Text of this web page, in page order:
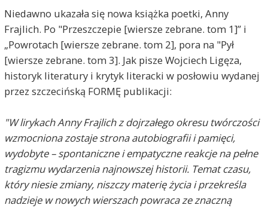
Niedawno ukazała się nowa książka poetki, Anny
Frajlich. Po "Przeszczepie [wiersze zebrane. tom 1]” i
„Powrotach [wiersze zebrane. tom 2], pora na "Pył
[wiersze zebrane. tom 3]. Jak pisze Wojciech Ligęza,
historyk literatury i krytyk literacki w posłowiu wydanej
przez szczecińską FORMĘ publikacji:
"W lirykach Anny Frajlich z dojrzałego okresu twórczości
wzmocniona zostaje strona autobiografii i pamięci,
wydobyte – spontaniczne i empatyczne reakcje na pełne
tragizmu wydarzenia najnowszej historii. Temat czasu,
który niesie zmiany, niszczy materię życia i przekreśla
nadzieje w nowych wierszach powraca ze znaczną